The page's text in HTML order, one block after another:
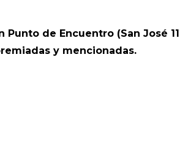
Punto de Encuentro (San José
y mencionadas.